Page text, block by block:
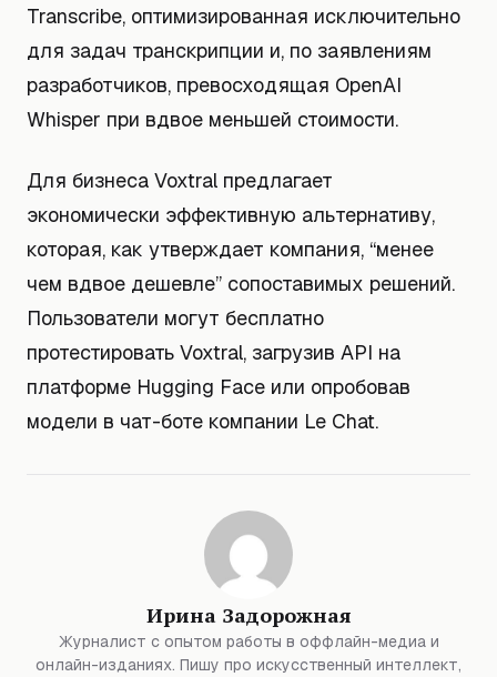
Transcribe, оптимизированная исключительно
для задач транскрипции и, по заявлениям
разработчиков, превосходящая OpenAI
Whisper при вдвое меньшей стоимости.
Для бизнеса Voxtral предлагает
экономически эффективную альтернативу,
которая, как утверждает компания, “менее
чем вдвое дешевле” сопоставимых решений.
Пользователи могут бесплатно
протестировать Voxtral, загрузив API на
платформе Hugging Face или опробовав
модели в чат-боте компании Le Chat.
Ирина Задорожная
Журналист с опытом работы в оффлайн-медиа и
онлайн-изданиях. Пишу про искусственный интеллект,